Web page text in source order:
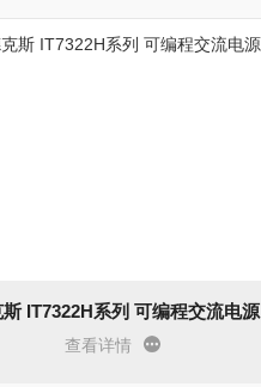
IT7322H系列 可编程交流电源
查看详情